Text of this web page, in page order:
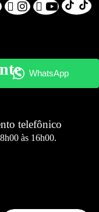
telefônico
às 16h00.